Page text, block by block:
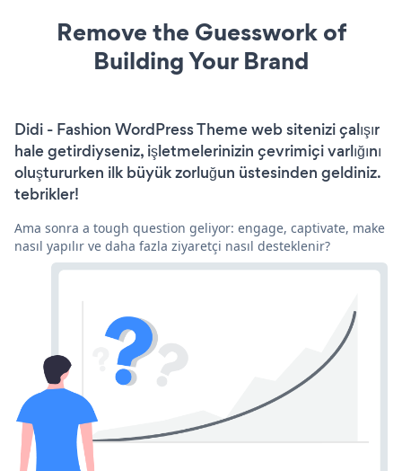
Remove the Guesswork of
Building Your Brand
Didi - Fashion WordPress Theme web sitenizi çalışır
hale getirdiyseniz, işletmelerinizin çevrimiçi varlığını
oluştururken ilk büyük zorluğun üstesinden geldiniz.
tebrikler!
Ama sonra a tough question geliyor: engage, captivate, make
nasıl yapılır ve daha fazla ziyaretçi nasıl desteklenir?